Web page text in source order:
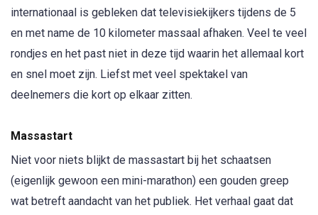
internationaal is gebleken dat televisiekijkers tijdens de 5
en met name de 10 kilometer massaal afhaken. Veel te veel
rondjes en het past niet in deze tijd waarin het allemaal kort
en snel moet zijn. Liefst met veel spektakel van
deelnemers die kort op elkaar zitten.
Massastart
Niet voor niets blijkt de massastart bij het schaatsen
(eigenlijk gewoon een mini-marathon) een gouden greep
wat betreft aandacht van het publiek. Het verhaal gaat dat